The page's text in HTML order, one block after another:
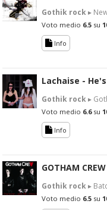
Gothik rock▸
Voto medio 6.5 su
Info
Lachaise -
Gothik rock▸
Voto medio 6.6su
Info
GOTHAM
Gothik rock▸
Voto medio 6.5 su